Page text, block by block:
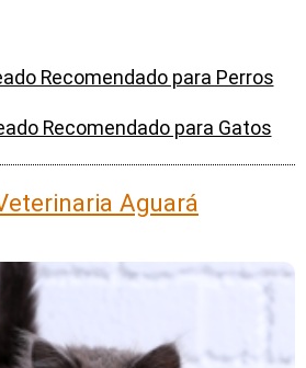
Recomendado para Perros
Recomendado para Gatos
Aguará